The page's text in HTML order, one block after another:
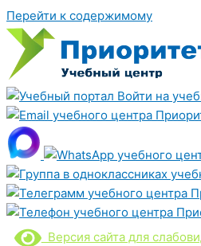
Перейти к содержимому
Войти на
Версия сайта для